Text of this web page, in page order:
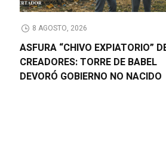
8 AGOSTO, 2026
ASFURA “CHIVO EXPIATORIO”
CREADORES: TORRE DE BABEL
DEVORÓ GOBIERNO NO NACIDO